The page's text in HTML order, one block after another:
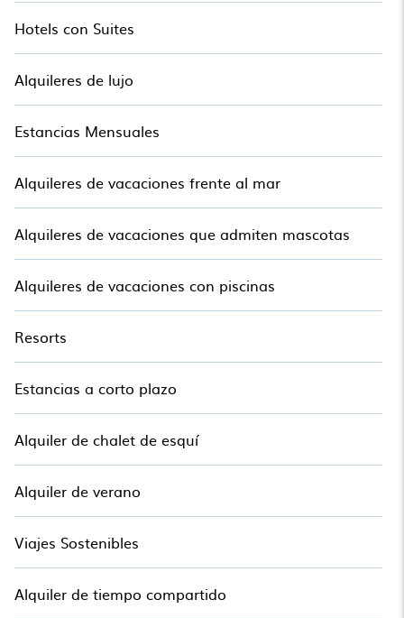
Hotels con Suites
Alquileres de lujo
Estancias Mensuales
Alquileres de vacaciones frente al mar
Alquileres de vacaciones que admiten mascotas
Alquileres de vacaciones con piscinas
Resorts
Estancias a corto plazo
Alquiler de chalet de esquí
Alquiler de verano
Viajes Sostenibles
Alquiler de tiempo compartido